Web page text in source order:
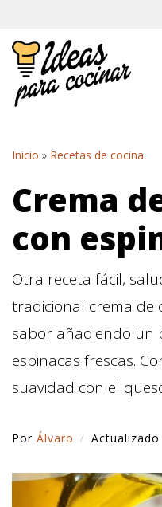
Saltar
al
contenido
Inicio » Recetas de cocina
Crema
con
Otra receta fácil,
tradicional crema de
sabor añadiendo un
espinacas frescas.
suavidad con el
Por Álvaro